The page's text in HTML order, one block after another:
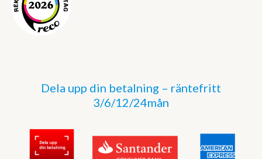
Dela upp din betalning – räntefritt
3/6/12/24mån